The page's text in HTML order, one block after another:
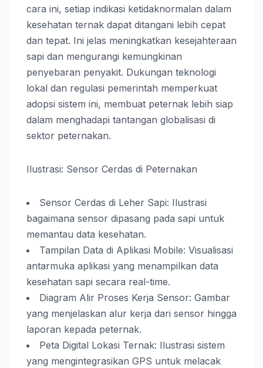
cara ini, setiap indikasi ketidaknormalan dalam
kesehatan ternak dapat ditangani lebih cepat
dan tepat. Ini jelas meningkatkan kesejahteraan
sapi dan mengurangi kemungkinan
penyebaran penyakit. Dukungan teknologi
lokal dan regulasi pemerintah memperkuat
adopsi sistem ini, membuat peternak lebih siap
dalam menghadapi tantangan globalisasi di
sektor peternakan.
Ilustrasi: Sensor Cerdas di Peternakan
Sensor Cerdas di Leher Sapi: Ilustrasi
bagaimana sensor dipasang pada sapi untuk
memantau data kesehatan.
Tampilan Data di Aplikasi Mobile: Visualisasi
antarmuka aplikasi yang menampilkan data
kesehatan sapi secara real-time.
Diagram Alir Proses Kerja Sensor: Gambar
yang menjelaskan alur kerja dari sensor hingga
laporan kepada peternak.
Peta Digital Lokasi Ternak: Ilustrasi sistem
yang mengintegrasikan GPS untuk melacak